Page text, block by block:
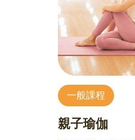
一般課程
親子瑜伽